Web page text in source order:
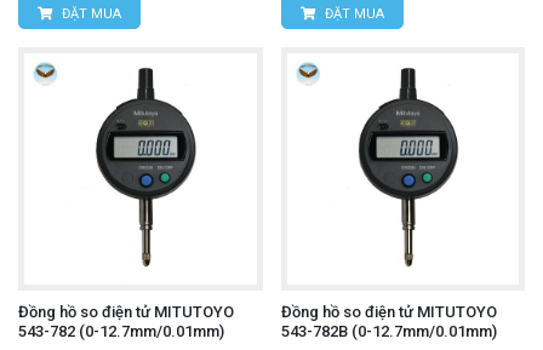
ĐẶT MUA ĐẶT MUA
Đồng hồ so điện tử MITUTOYO
543-782 (0-12.7mm/0.01mm)
Đồng hồ so điện tử MITUTOYO
543-782B (0-12.7mm/0.01mm)